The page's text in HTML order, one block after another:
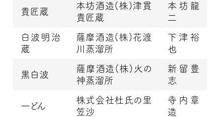
貴匠蔵
本坊酒造(株)津貫
貴匠蔵
本坊龍
二
白波明治
蔵
薩摩酒造(株)花渡
川蒸溜所
下津裕
也
黒白波
薩摩酒造(株)火の
神蒸溜所
新留豊
志
一どん
株式会社杜氏の里
笠沙
寺内章
造